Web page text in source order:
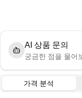
AI 상품 문의
궁금한 점을 물어
가격 분석